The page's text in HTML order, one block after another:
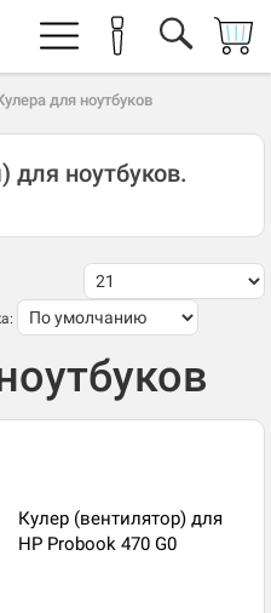
для ноутбуков
ноутбуков.
Кулер (вентилятор) для
HP Probook 470 G0